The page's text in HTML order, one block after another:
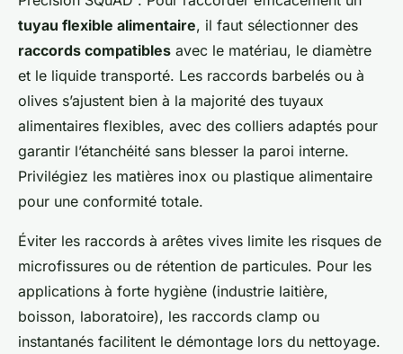
tuyau flexible alimentaire, il faut sélectionner des
raccords compatibles avec le matériau, le diamètre
et le liquide transporté. Les raccords barbelés ou à
olives s’ajustent bien à la majorité des tuyaux
alimentaires flexibles, avec des colliers adaptés pour
garantir l’étanchéité sans blesser la paroi interne.
Privilégiez les matières inox ou plastique alimentaire
pour une conformité totale.
Éviter les raccords à arêtes vives limite les risques de
microfissures ou de rétention de particules. Pour les
applications à forte hygiène (industrie laitière,
boisson, laboratoire), les raccords clamp ou
instantanés facilitent le démontage lors du nettoyage.